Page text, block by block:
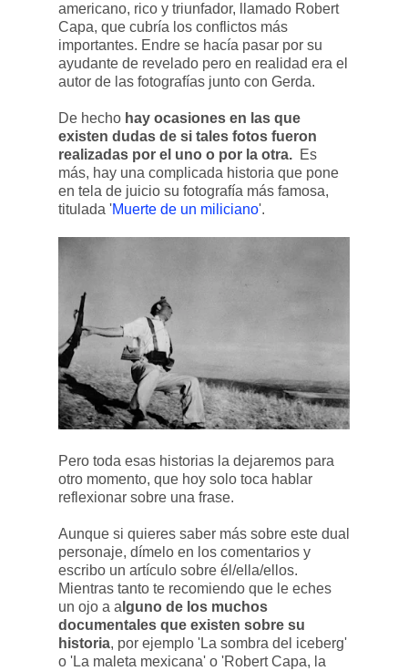
americano, rico y triunfador, llamado Robert
Capa, que cubría los conflictos más
importantes. Endre se hacía pasar por su
ayudante de revelado pero en realidad era el
autor de las fotografías junto con Gerda.
De hecho hay ocasiones en las que
existen dudas de si tales fotos fueron
realizadas por el uno o por la otra. Es
más, hay una complicada historia que pone
en tela de juicio su fotografía más famosa,
titulada 'Muerte de un miliciano'.
Pero toda esas historias la dejaremos para
otro momento, que hoy solo toca hablar
reflexionar sobre una frase.
Aunque si quieres saber más sobre este dual
personaje, dímelo en los comentarios y
escribo un artículo sobre él/ella/ellos.
Mientras tanto te recomiendo que le eches
un ojo a a lguno de los muchos
documentales que existen sobre su
historia, por ejemplo 'La sombra del iceberg'
o 'La maleta mexicana' o 'Robert Capa, la